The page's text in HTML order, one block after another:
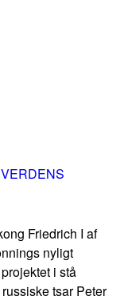
Friedrich I af
nyligt
i stå
tsar Peter